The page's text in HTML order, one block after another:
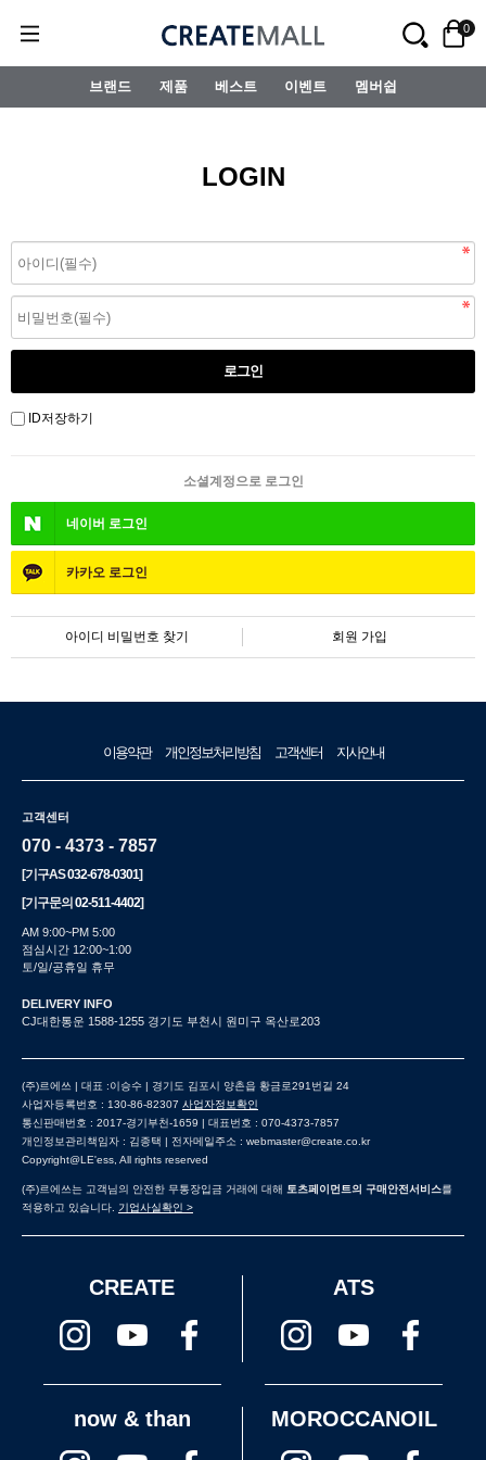
0
브랜드 제품 베스트 이벤트 멤버쉽
LOGIN
ID저장하기
소셜계정으로 로그인
네이버 로그인
카카오 로그인
아이디 비밀번호 찾기 회원 가입
이용약관 개인정보처리방침 고객센터 지사안내
고객센터
070 - 4373 - 7857
[기구AS032-678-0301]
[기구문의02-511-4402]
AM 9:00~PM 5:00
점심시간 12:00~1:00
토/일/공휴일 휴무
DELIVERY INFO
CJ대한통운 1588-1255 경기도 부천시 원미구 옥산로203
(주)르에쓰 | 대표 :이승수 | 경기도 김포시 양촌읍 황금로291번길 24
사업자등록번호 : 130-86-82307 사업자정보확인
통신판매번호 : 2017-경기부천-1659 | 대표번호 : 070-4373-7857
개인정보관리책임자 : 김종택 | 전자메일주소 : webmaster@create.co.kr
Copyright@LE'ess, All rights reserved
(주)르에쓰는 고객님의 안전한 무통장입금 거래에 대해 토츠페이먼트의 구매안전서비스를
적용하고 있습니다. 기업사실확인 >
CREATE ATS
now & than MOROCCANOIL